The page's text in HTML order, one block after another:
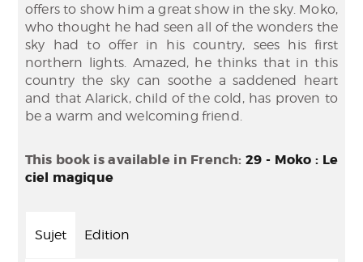
offers to show him a great show in the sky. Moko,
who thought he had seen all of the wonders the
sky had to offer in his country, sees his first
northern lights. Amazed, he thinks that in this
country the sky can soothe a saddened heart
and that Alarick, child of the cold, has proven to
be a warm and welcoming friend.
This book is available in French:29 - Moko : Le
ciel magique
Sujet Edition